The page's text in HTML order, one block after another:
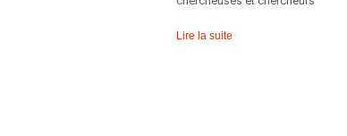
ce numéro explore les multiples
Lire la suite